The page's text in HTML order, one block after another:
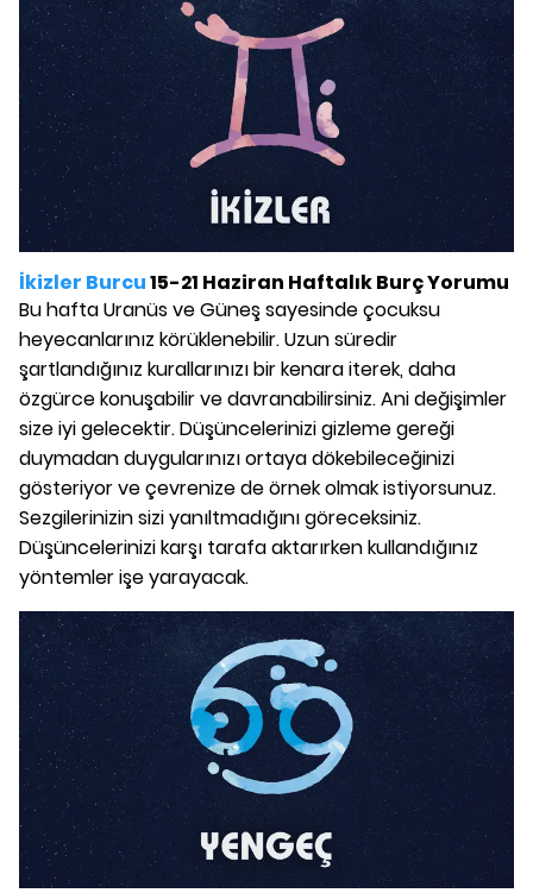
İkizler Burcu15-21 Haziran Haftalık Burç Yorumu
Bu hafta Uranüs ve Güneş sayesinde çocuksu
heyecanlarınız körüklenebilir. Uzun süredir
şartlandığınız kurallarınızı bir kenara iterek, daha
özgürce konuşabilir ve davranabilirsiniz. Ani değişimler
size iyi gelecektir. Düşüncelerinizi gizleme gereği
duymadan duygularınızı ortaya dökebileceğinizi
gösteriyor ve çevrenize de örnek olmak istiyorsunuz.
Sezgilerinizin sizi yanıltmadığını göreceksiniz.
Düşüncelerinizi karşı tarafa aktarırken kullandığınız
yöntemler işe yarayacak.